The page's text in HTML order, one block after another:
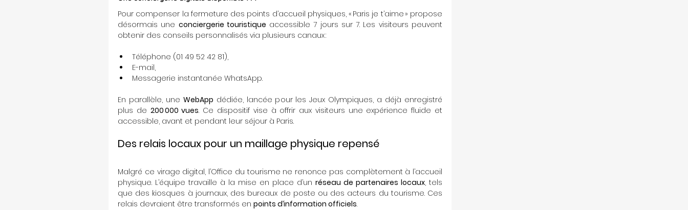
Pour compenser la fermeture des points d’accueil physiques, « Paris je t’aime » propose
désormais une conciergerie touristique accessible 7 jours sur 7. Les visiteurs peuvent
obtenir des conseils personnalisés via plusieurs canaux :
Téléphone (01 49 52 42 81),
E-mail,
Messagerie instantanée WhatsApp.
En parallèle, une WebApp dédiée, lancée pour les Jeux Olympiques, a déjà enregistré
plus de 200 000 vues. Ce dispositif vise à offrir aux visiteurs une expérience fluide et
accessible, avant et pendant leur séjour à Paris.
Des relais locaux pour un maillage physique repensé
Malgré ce virage digital, l’Office du tourisme ne renonce pas complètement à l’accueil
physique. L’équipe travaille à la mise en place d’un réseau de partenaires locaux, tels
que des kiosques à journaux, des bureaux de poste ou des acteurs du tourisme. Ces
relais devraient être transformés en points d’information officiels.